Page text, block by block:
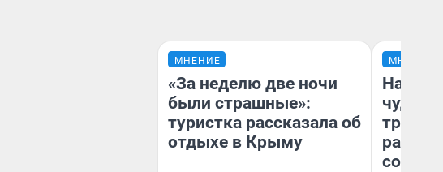
МНЕНИЕ
«За неделю две ночи
были страшные»:
туристка рассказала об
отдыхе в Крыму
МНЕНИЕ
чудом